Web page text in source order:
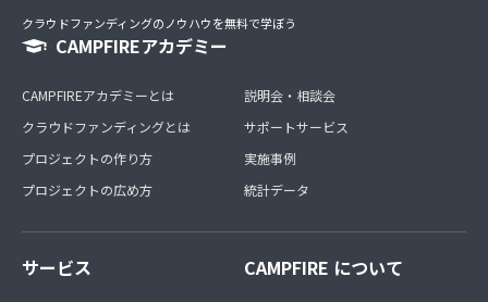
クラウドファンディングのノウハウを無料で学ぼう
CAMPFIREアカデミー
CAMPFIREアカデミーとは
クラウドファンディングとは
プロジェクトの作り方
プロジェクトの広め方
説明会・相談会
サポートサービス
実施事例
統計データ
サービス CAMPFIRE について